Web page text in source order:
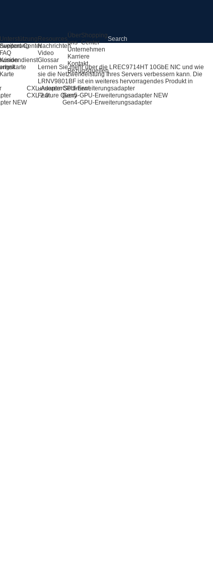
NEW
CXL-Adapter
CXL 2.0
GPU-Erweiterungsadapter
Gen5-GPU-Erweiterungsadapter NEW
Gen4-GPU-Erweiterungsadapter
Unterstützung
Support-Center
FAQ
Kundendienst
Resources
Nachrichten
Video
Glossar
Lernen Sie mehr über die LREC9714HT 10GbE NIC und wie
sie die Netzwerkleistung Ihres Servers verbessern kann. Die
LRNV9801BF ist ein weiteres hervorragendes Produkt in
unserem Sortiment.
Feature Query
Über
uns
Unternehmen
Karriere
Kontakt
Bezugsquellen
Shopping
Center